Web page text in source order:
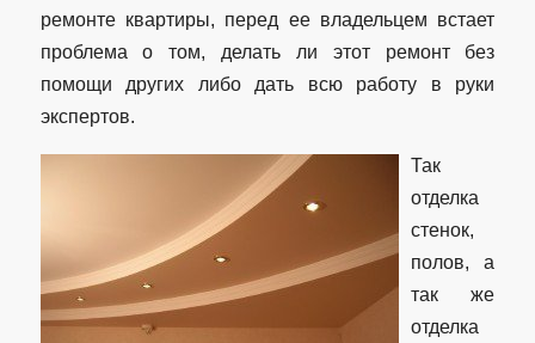
ремонте квартиры, перед ее владельцем встает
проблема о том, делать ли этот ремонт без
помощи других либо дать всю работу в руки
экспертов.
Так
отделка
стенок,
полов, а
так же
отделка